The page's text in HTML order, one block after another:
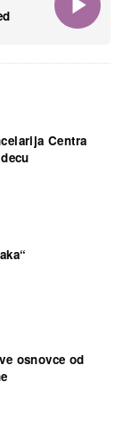
Centra
osnovce od